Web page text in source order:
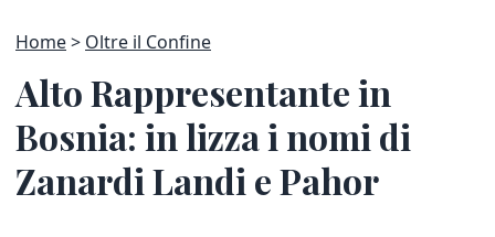
Home Oltre il Confine
Alto Rappresentante in
Bosnia: in lizza i nomi di
Zanardi Landi e Pahor